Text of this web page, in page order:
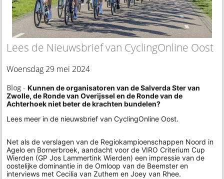
Lees de Nieuwsbrief van CyclingOnline Oost
Woensdag 29 mei 2024
Blog -Kunnen de organisatoren van de Salverda Ster van
Zwolle, de Ronde van Overijssel en de Ronde van de
Achterhoek niet beter de krachten bundelen?
Lees meer in de nieuwsbrief van CyclingOnline Oost.
Net als de verslagen van de Regiokampioenschappen Noord in
Agelo en Bornerbroek, aandacht voor de VIRO Criterium Cup
Wierden (GP Jos Lammertink Wierden) een impressie van de
oostelijke dominantie in de Omloop van de Beemster en
interviews met Cecilia van Zuthem en Joey van Rhee.